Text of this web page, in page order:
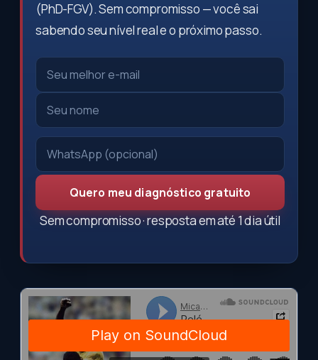
(PhD-FGV). Sem compromisso — você sai
sabendo seu nível real e o próximo passo.
Quero meu diagnóstico gratuito
Sem compromisso · resposta em até 1 dia útil